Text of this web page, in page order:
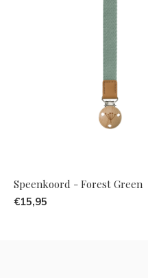
Speenkoord - Forest Green
€15,95